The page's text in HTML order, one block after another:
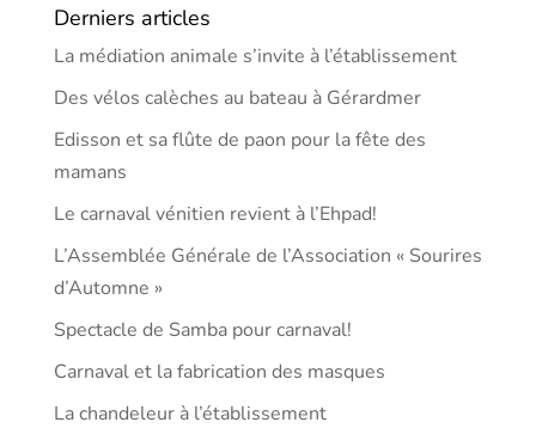
Derniers articles
La médiation animale s’invite à l’établissement
Des vélos calèches au bateau à Gérardmer
Edisson et sa flûte de paon pour la fête des
mamans
Le carnaval vénitien revient à l’Ehpad!
L’Assemblée Générale de l’Association « Sourires
d’Automne »
Spectacle de Samba pour carnaval!
Carnaval et la fabrication des masques
La chandeleur à l’établissement